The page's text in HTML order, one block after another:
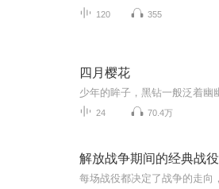
120 355
四月樱花
24 70.4万
解放战争期间的经典战役